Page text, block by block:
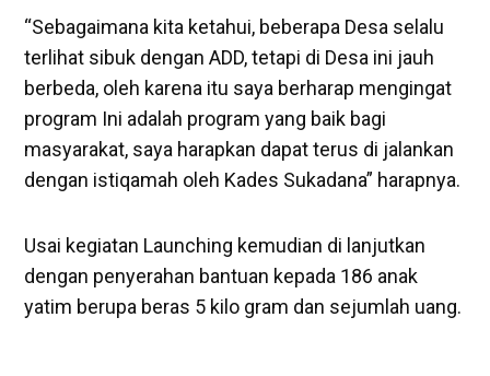
“Sebagaimana kita ketahui, beberapa Desa selalu
terlihat sibuk dengan ADD, tetapi di Desa ini jauh
berbeda, oleh karena itu saya berharap mengingat
program Ini adalah program yang baik bagi
masyarakat, saya harapkan dapat terus di jalankan
dengan istiqamah oleh Kades Sukadana” harapnya.
Usai kegiatan Launching kemudian di lanjutkan
dengan penyerahan bantuan kepada 186 anak
yatim berupa beras 5 kilo gram dan sejumlah uang.